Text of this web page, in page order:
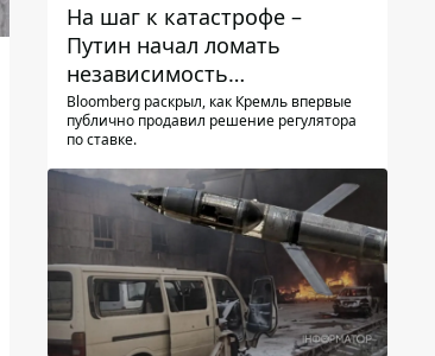
На шаг к катастрофе –
Путин начал ломать
независимость
собственного Центробанка,
заставив снизить базовую
Bloomberg раскрыл, как Кремль впервые
публично продавил решение регулятора
по ставке.